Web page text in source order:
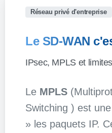
Réseau privé d'entreprise
Le SD-WAN
IPsec, MPLS et limites
Le MPLS
Switching ) est
» les paquets IP.